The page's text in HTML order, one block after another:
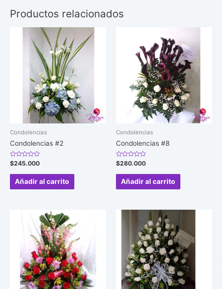
Productos relacionados
Condolencias
Condolencias #2
Valorado
en
0
$245.000
Añadir al carrito
Condolencias
Condolencias #8
Valorado
en
0
$280.000
Añadir al carrito